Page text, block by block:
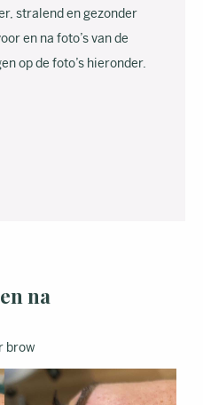
stralend en gezonder
en na foto’s van de
op de foto’s hieronder.
na
brow